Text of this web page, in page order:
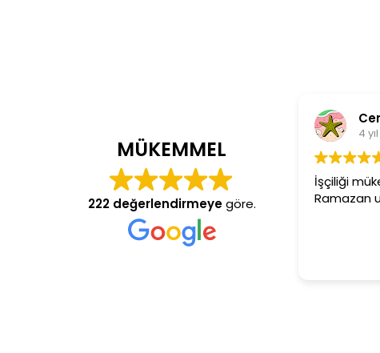
MÜKEMMEL
222 değerlendirmeyegöre.
İşçiliği mükemmel gerçekten
Ramazan usta aranan adres